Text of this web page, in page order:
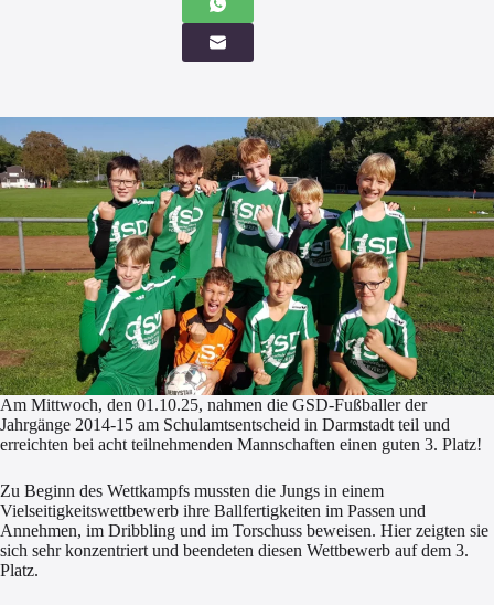
Am Mittwoch, den 01.10.25, nahmen die GSD-Fußballer der
Jahrgänge 2014-15 am Schulamtsentscheid in Darmstadt teil und
erreichten bei acht teilnehmenden Mannschaften einen guten 3. Platz!
Zu Beginn des Wettkampfs mussten die Jungs in einem
Vielseitigkeitswettbewerb ihre Ballfertigkeiten im Passen und
Annehmen, im Dribbling und im Torschuss beweisen. Hier zeigten sie
sich sehr konzentriert und beendeten diesen Wettbewerb auf dem 3.
Platz.